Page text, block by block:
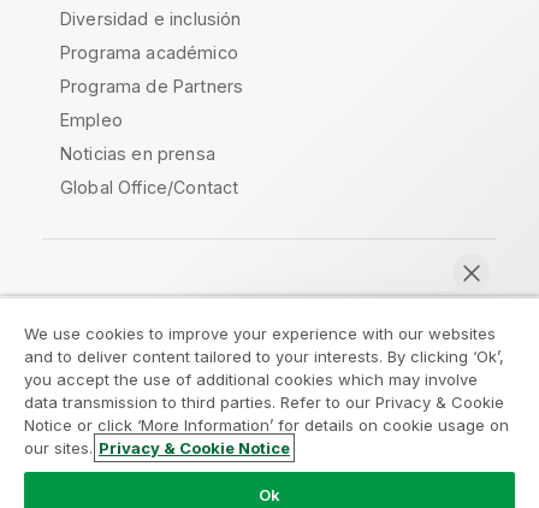
Diversidad e inclusión
Programa académico
Programa de Partners
Empleo
Noticias en prensa
Global Office/Contact
Acuerdos legales
Condiciones del producto
Legal Policies
Política legal
Condiciones de uso
Marcas comerciales
Do Not Share My Info
We use cookies to improve your experience with our websites
and to deliver content tailored to your interests. By clicking ‘Ok’,
you accept the use of additional cookies which may involve
data transmission to third parties. Refer to our Privacy & Cookie
Notice or click ‘More Information’ for details on cookie usage on
our sites. Privacy & Cookie Notice
Ok